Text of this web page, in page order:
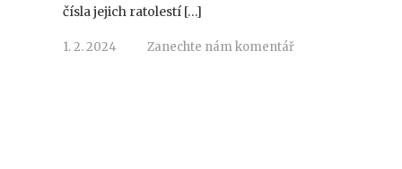
čísla jejich ratolestí […]
1. 2. 2024 Zanechte nám komentář